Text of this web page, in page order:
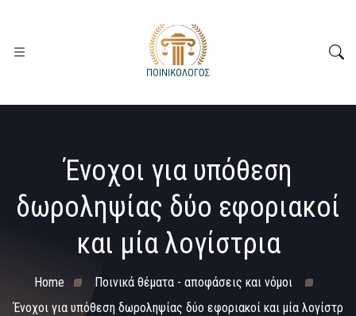
Ένοχοι για υπόθεση
δωροληψίας δύο εφοριακοί
και μία λογίστρια
Home
Ποινικά θέματα - αποφάσεις και νόμοι
Ένοχοι για υπόθεση δωροληψίας δύο εφοριακοί και μία λογίστρ